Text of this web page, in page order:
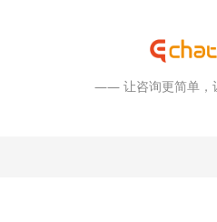
—— 让咨询更简单